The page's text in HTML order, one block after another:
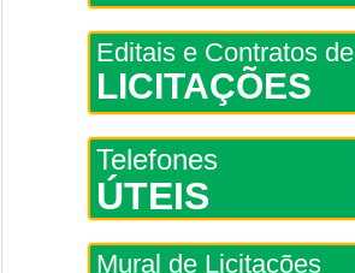
Editais e Contratos de
LICITAÇÕES
Telefones
ÚTEIS
Mural de Licitações